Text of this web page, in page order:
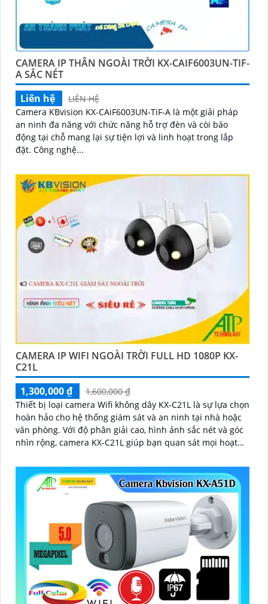
CAMERA IP THÂN NGOÀI TRỜI KX-CAIF6003UN-TIF-
A SẮC NÉT
Liên hệ
LIÊN HỆ
Camera KBvision KX-CAiF6003UN-TiF-A là một giải pháp
an ninh đa năng với chức năng hỗ trợ đèn và còi báo
động tại chỗ mang lại sự tiện lợi và linh hoạt trong lắp
đặt. Công nghệ...
CAMERA IP WIFI NGOÀI TRỜI FULL HD 1080P KX-
C21L
1,300,000 ₫
1,600,000 ₫
Thiết bị loại camera Wifi không dây KX-C21L là sự lựa chọn
hoàn hảo cho hệ thống giám sát và an ninh tại nhà hoặc
văn phòng. Với độ phân giải cao, hình ảnh sắc nét và góc
nhìn rộng, camera KX-C21L giúp bạn quan sát mọi hoạt